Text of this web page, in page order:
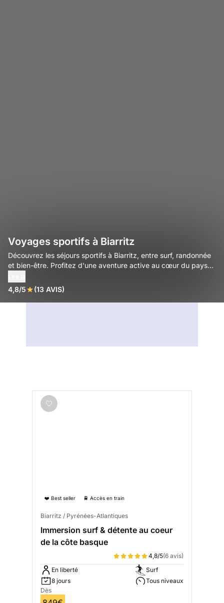
Voyages sportifs à Biarritz
Découvrez les séjours sportifs à Biarritz, entre surf, randonnée
et bien-être. Profitez d'une aventure active au cœur du pays
4,8/5 (13 AVIS)
❤️ Best seller 🚆 Accès en train
Biarritz / Pyrénées-Atlantiques
Immersion surf & détente au coeur
de la côte basque
4,8/5(6 avis)
En liberté
8 jours
Surf
Tous niveaux
Dès